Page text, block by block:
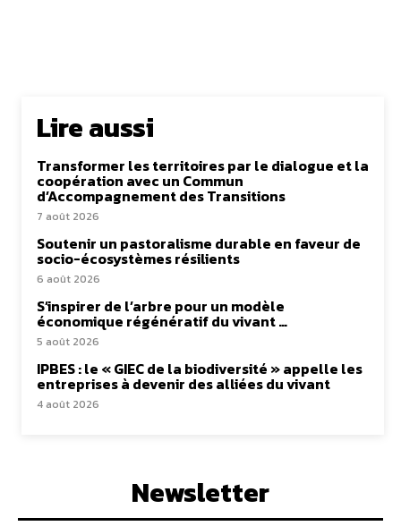
Lire aussi
Transformer les territoires par le dialogue et la
coopération avec un Commun
d’Accompagnement des Transitions
7 août 2026
Soutenir un pastoralisme durable en faveur de
socio-écosystèmes résilients
6 août 2026
S’inspirer de l’arbre pour un modèle
économique régénératif du vivant …
5 août 2026
IPBES : le « GIEC de la biodiversité » appelle les
entreprises à devenir des alliées du vivant
4 août 2026
Newsletter